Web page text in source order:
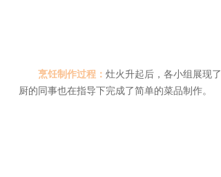
烹饪制作过程：灶火升起后，各小组展现
厨的同事也在指导下完成了简单的菜品制作。